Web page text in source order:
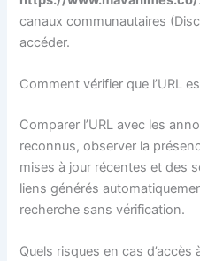
canaux communautaires
accéder.
Comment vérifier que l’URL
Comparer l’URL avec les
reconnus, observer la
mises à jour récentes et des
liens générés
recherche sans vérification.
Quels risques en cas d’accès